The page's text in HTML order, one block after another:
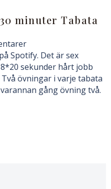
minuter Tabata
Spotify. Det är sex
sekunder hårt jobb
övningar i varje tabata
gång övning två.